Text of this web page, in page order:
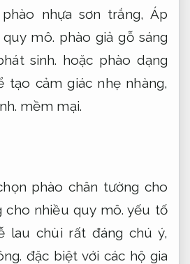
phào nhựa sơn trắng, Áp
mô. phào giả gỗ sáng
sinh. hoặc phào dạng
tạo cảm giác nhẹ nhàng,
mềm mại.
phào chân tường cho
cho nhiều quy mô. yếu tố
lau chùi rất đáng chú ý,
đặc biệt với các hộ gia